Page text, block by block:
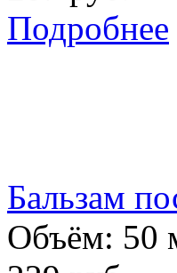
Подробнее
Бальзам
Объём: 50